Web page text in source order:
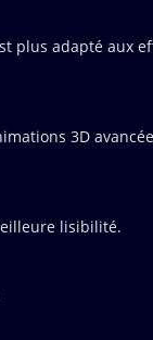
plus adapté aux
3D
lisibilité.